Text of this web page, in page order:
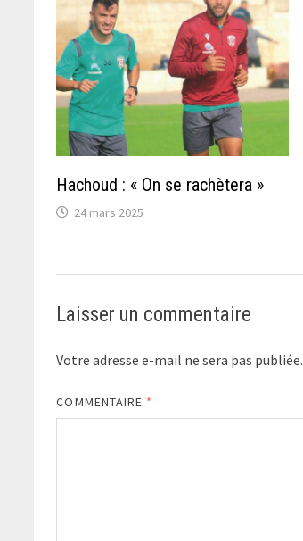
Hachoud : « On se rachètera »
24 mars 2025
Laisser un commentaire
Votre adresse e-mail ne sera pas publiée.
COMMENTAIRE *